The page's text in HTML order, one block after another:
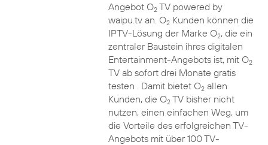
Angebot O2TV powered by
waipu.tv an. O2Kunden können die
IPTV-Lösung der Marke O2, die ein
zentraler Baustein ihres digitalen
Entertainment-Angebots ist, mit O2
TV ab sofort drei Monate gratis
testen . Damit bietet O2allen
Kunden, die O2TV bisher nicht
nutzen, einen einfachen Weg, um
die Vorteile des erfolgreichen TV-
Angebots mit über 100 TV-